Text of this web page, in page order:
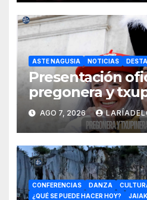
ASTE NAGUSIA NOTICIAS
Presentación
pregonera y
Aste Nagusia
AGO 7, 2026
CONFERENCIAS DANZA
¿QUÉ SE PUEDE HACER HOY?
JAIAK